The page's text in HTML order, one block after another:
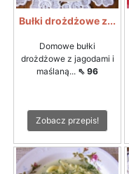
Bułki drożdżowe z...
Domowe bułki
drożdżowe z jagodami i
maślaną... ⇖ 96
Zobacz przepis!